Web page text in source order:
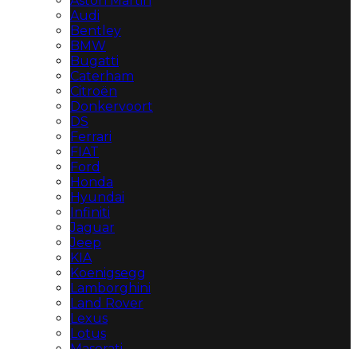
Audi
Bentley
BMW
Bugatti
Caterham
Citroën
Donkervoort
DS
Ferrari
FIAT
Ford
Honda
Hyundai
Infiniti
Jaguar
Jeep
KIA
Koenigsegg
Lamborghini
Land Rover
Lexus
Lotus